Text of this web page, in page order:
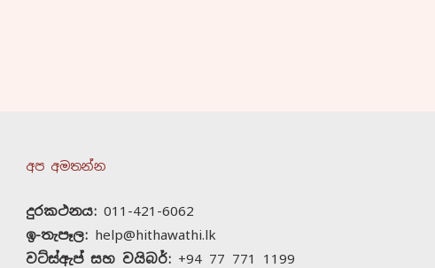
අප අමතන්න
දුරකථනය: 011-421-6062
ඉ-තැපෑල: help@hithawathi.lk
වට්ස්ඇප් සහ වයිබර්: +94 77 771 1199